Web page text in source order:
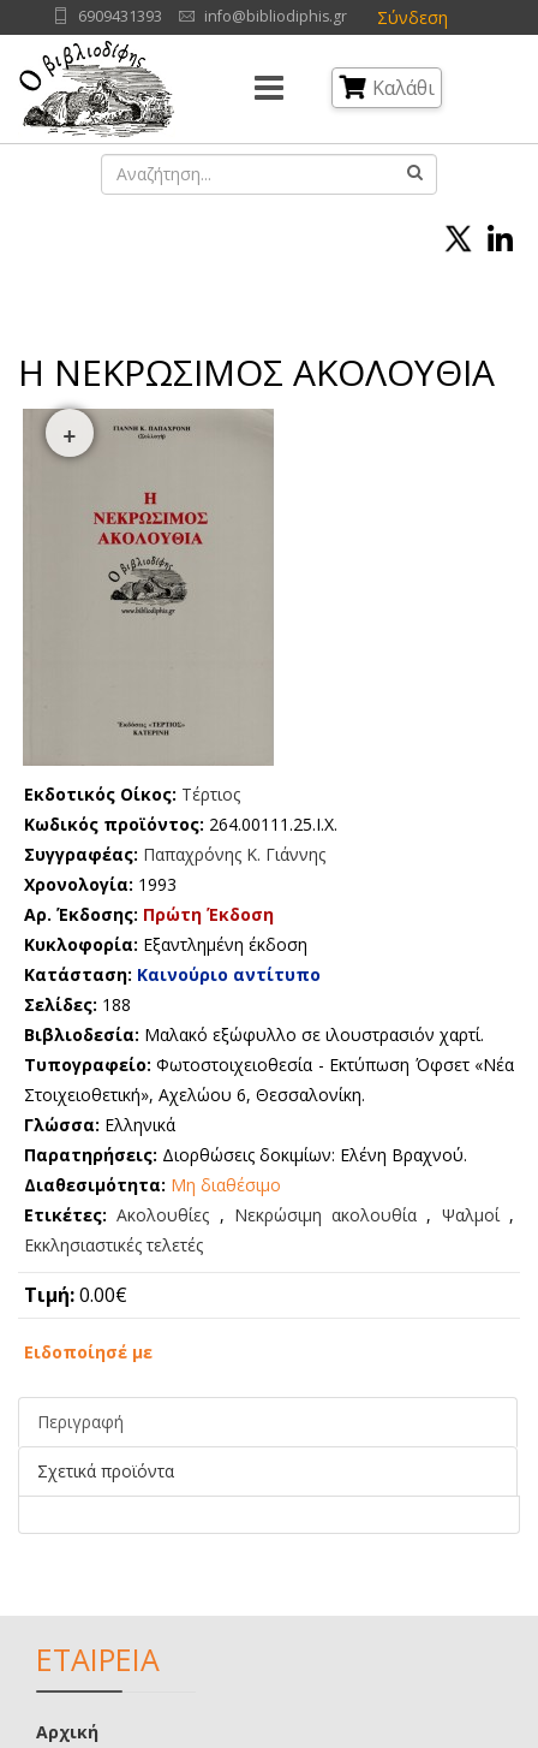
Σύνδεση
6909431393 info@bibliodiphis.gr
Καλάθι
Η ΝΕΚΡΩΣΙΜΟΣ ΑΚΟΛΟΥΘΙΑ
Εκδοτικός Οίκος: Τέρτιος
Κωδικός προϊόντος: 264.00111.25.Ι.Χ.
Συγγραφέας: Παπαχρόνης Κ. Γιάννης
Χρονολογία: 1993
Αρ. Έκδοσης: Πρώτη Έκδοση
Κυκλοφορία: Εξαντλημένη έκδοση
Κατάσταση: Καινούριο αντίτυπο
Σελίδες: 188
Βιβλιοδεσία: Μαλακό εξώφυλλο σε ιλουστρασιόν χαρτί.
Τυπογραφείο:Φωτοστοιχειοθεσία - Εκτύπωση Όφσετ «Νέα
Στοιχειοθετική», Αχελώου 6, Θεσσαλονίκη.
Γλώσσα: Ελληνικά
Παρατηρήσεις: Διορθώσεις δοκιμίων: Ελένη Βραχνού.
Διαθεσιμότητα: Μη διαθέσιμο
Ετικέτες: Ακολουθίες , Νεκρώσιμη ακολουθία , Ψαλμοί,
Εκκλησιαστικές τελετές
Τιμή:0.00€
Ειδοποίησέ με
Περιγραφή
Σχετικά προϊόντα
ΕΤΑΙΡΕΙΑ
Αρχική
+